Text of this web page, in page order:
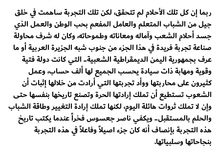
ربما إن كل تلك الأحلام لم تتحقق، لكن تلك التجربة ساهمت في خلق
جيل من الشباب المتعلم والعامل المفعم بحب الوطن والعمل الذي
جسد أحلام الشعب وآماله ومعاناته وطموحاته، وكان له شرف محاولة
صناعة تجربة فريدة في هذا الجزء من جنوب شبه الجزيرة العربية أو ما
عرف بجمهورية اليمن الديمقراطية الشعبية.. التي كانت دولة فتية
وقوية ومهابة ذات سيادة يحسب الجميع لها ألف حساب، وعمل
كثيرون على محاربتها ووأد تجربتها التي أرادت من خلالها إثبات أن
الشعوب تستطيع أن تملك إرادتها الحرة وتصنع تاريخها بنفسها حتى
وإن لا تملك ثروات هائلة اليوم، لكنها تملك إرادة التغيير وطاقة الشباب
والحلم بالمستقبل.. ويكفي ناصر جعسوس فخراً عندما يكتب تاريخ
هذه التجربة بإنصاف أنه كان جزء اصيلاً وفاعلاً في هذه التجربة
بنجاحاتها وسلبياتها.